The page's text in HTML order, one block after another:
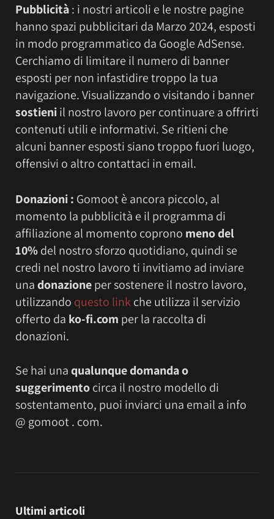
Pubblicità: i nostri articoli e le nostre pagine
hanno spazi pubblicitari da Marzo 2024, esposti
in modo programmatico da Google AdSense.
Cerchiamo di limitare il numero di banner
esposti per non infastidire troppo la tua
navigazione. Visualizzando o visitando i banner
sostieniil nostro lavoro per continuare a offrirti
contenuti utili e informativi. Se ritieni che
alcuni banner esposti siano troppo fuori luogo,
offensivi o altro contattaci in email.
Donazioni : Gomoot è ancora piccolo, al
momento la pubblicità e il programma di
affiliazione al momento coprono meno del
10%del nostro sforzo quotidiano, quindi se
credi nel nostro lavoro ti invitiamo ad inviare
unadonazioneper sostenere il nostro lavoro,
utilizzando questo linkche utilizza il servizio
offerto da ko-fi.com per la raccolta di
donazioni.
Se hai unaqualunque domanda o
suggerimentocirca il nostro modello di
sostentamento, puoi inviarci una email a info
@ gomoot . com.
Ultimi articoli